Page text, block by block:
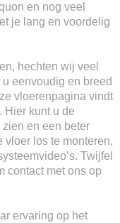
en nog veel
je lang en voordelig
hechten wij veel
eenvoudig en breed
vloerenpagina vindt
Hier kunt u de
en een beter
vloer los te monteren,
Twijfel
contact met ons op
ervaring op het